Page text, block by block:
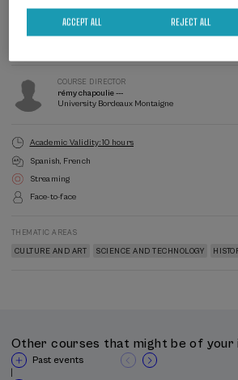
curso se inscribe en los principios de
cultural, consolidación de infraestructuras de
y cooperación académica, en coherencia con
director
COURSE DIRECTOR
Javier Garcia Iñañez
COURSE DIRECTOR
rémy chapoulie ---
University Bordeaux Montaigne
Academic Validity: 10 hours
Spanish French
Streaming
Face-to-face
THEMATIC AREAS
CULTURE AND ART SCIENCE AND TECHNOLOGY
Other courses that might be of your
Past events
REJECT ALL
ACCEPT ALL